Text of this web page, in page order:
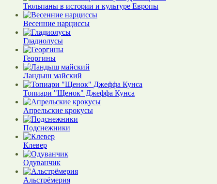
Тюльпаны в истории и культуре Европы
Весенние нарциссы
Гладиолусы
Георгины
Ландыш майский
Топиари "Щенок" Джеффа Кунса
Апрельские крокусы
Подснежники
Клевер
Одуванчик
Альстрёмерия